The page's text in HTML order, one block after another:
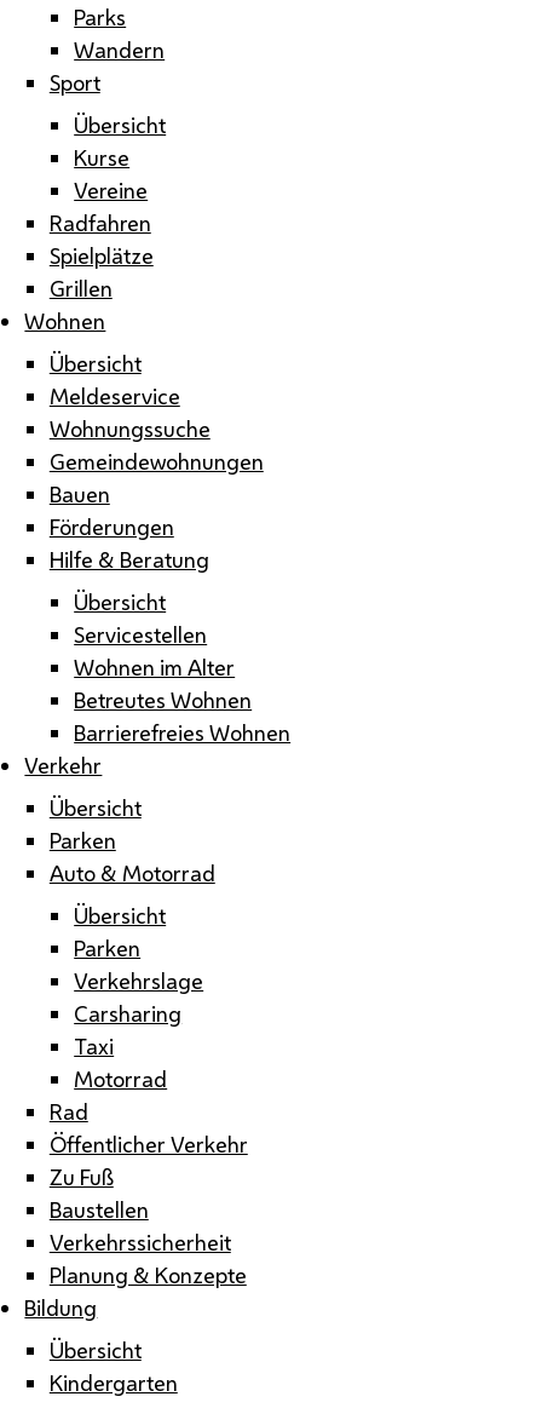
Parks
Wandern
Sport
Übersicht
Kurse
Vereine
Radfahren
Spielplätze
Grillen
Wohnen
Übersicht
Meldeservice
Wohnungssuche
Gemeindewohnungen
Bauen
Förderungen
Hilfe & Beratung
Übersicht
Servicestellen
Wohnen im Alter
Betreutes Wohnen
Barrierefreies Wohnen
Verkehr
Übersicht
Parken
Auto & Motorrad
Übersicht
Parken
Verkehrslage
Carsharing
Taxi
Motorrad
Rad
Öffentlicher Verkehr
Zu Fuß
Baustellen
Verkehrssicherheit
Planung & Konzepte
Bildung
Übersicht
Kindergarten